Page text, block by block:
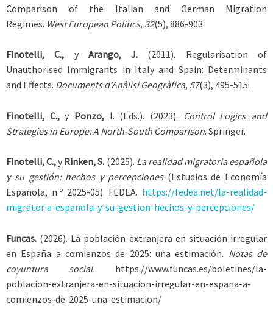
Comparison of the Italian and German Migration
Regimes. West European Politics, 32(5), 886-903.
Finotelli, C., y Arango, J. (2011). Regularisation of
Unauthorised Immigrants in Italy and Spain: Determinants
and Effects. Documents d’Anàlisi Geogràfica, 57(3), 495-515.
Finotelli, C.,y Ponzo, I. (Eds.). (2023). Control Logics and
Strategies in Europe: A North-South Comparison. Springer.
Finotelli, C.,y Rinken, S. (2025). La realidad migratoria española
y su gestión: hechos y percepciones(Estudios de Economía
Española, n.º 2025-05). FEDEA. https://fedea.net/la-realidad-
migratoria-espanola-y-su-gestion-hechos-y-percepciones/
Funcas. (2026). La población extranjera en situación irregular
en España a comienzos de 2025: una estimación. Notas de
coyuntura social. https://www.funcas.es/boletines/la-
poblacion-extranjera-en-situacion-irregular-en-espana-a-
comienzos-de-2025-una-estimacion/